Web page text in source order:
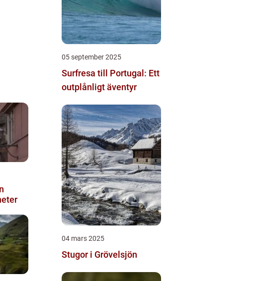
05 september 2025
Surfresa till Portugal: Ett
outplånligt äventyr
04 mars 2025
Stugor i Grövelsjön